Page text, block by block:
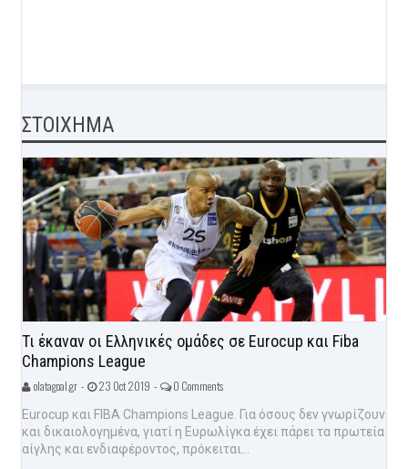
ΣΤΟΙΧΗΜΑ
Τι έκαναν οι Ελληνικές ομάδες σε Eurocup και Fiba
Champions League
olatagoal.gr - 23 Oct 2019 - 0 Comments
Eurocup και FIBA Champions League. Για όσους δεν γνωρίζουν
και δικαιολογημένα, γιατί η Ευρωλίγκα έχει πάρει τα πρωτεία
αίγλης και ενδιαφέροντος, πρόκειται...